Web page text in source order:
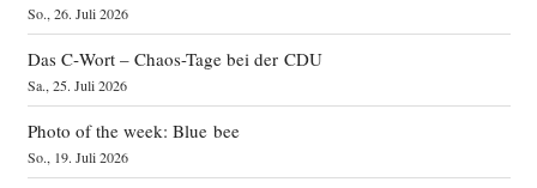
So., 26. Juli 2026
Das C‑Wort – Chaos-Tage bei der CDU
Sa., 25. Juli 2026
Photo of the week: Blue bee
So., 19. Juli 2026